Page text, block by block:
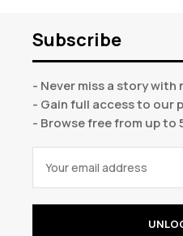
Subscribe
- Never miss a story
- Gain full access to our
- Browse free from up to